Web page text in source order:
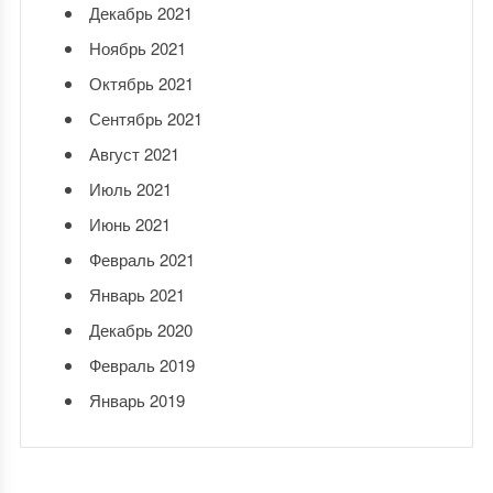
Декабрь 2021
Ноябрь 2021
Октябрь 2021
Сентябрь 2021
Август 2021
Июль 2021
Июнь 2021
Февраль 2021
Январь 2021
Декабрь 2020
Февраль 2019
Январь 2019